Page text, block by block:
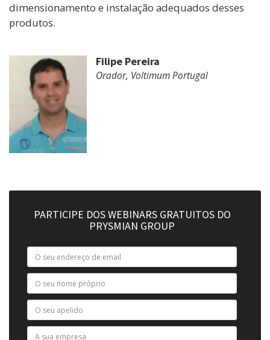
dimensionamento e instalação adequados desses
produtos.
Filipe Pereira
Orador, Voltimum Portugal
PARTICIPE DOS WEBINARS GRATUITOS DO
PRYSMIAN GROUP